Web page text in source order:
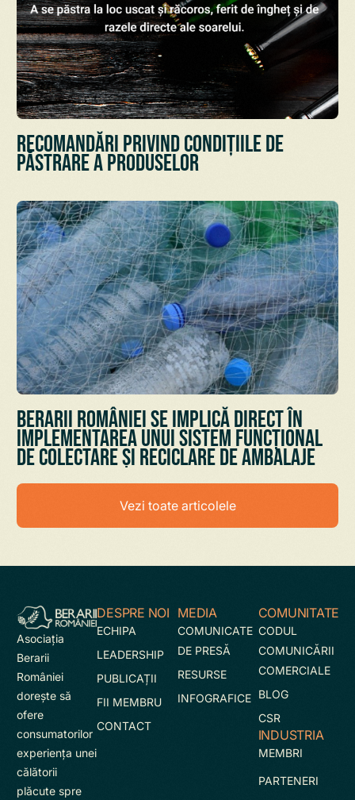
Recomandări privind condițiile de
păstrare a Produselor
Berarii României se implică direct în
implementarea unui sistem funcțional
de colectare și reciclare de ambalaje
Vezi toate articolele
Asociaţia
Berarii
României
doreşte să
ofere
consumatorilor
experienţa unei
călătorii
plăcute spre
DESPRE NOI
ECHIPA
LEADERSHIP
PUBLICAȚII
FII MEMBRU
CONTACT
MEDIA
COMUNICATE
DE PRESĂ
RESURSE
INFOGRAFICE
COMUNITATE
CODUL
COMUNICĂRII
COMERCIALE
BLOG
CSR
INDUSTRIA
MEMBRI
PARTENERI